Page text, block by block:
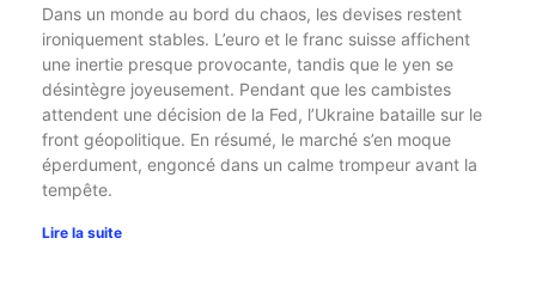
Dans un monde au bord du chaos, les devises restent
ironiquement stables. L’euro et le franc suisse affichent
une inertie presque provocante, tandis que le yen se
désintègre joyeusement. Pendant que les cambistes
attendent une décision de la Fed, l’Ukraine bataille sur le
front géopolitique. En résumé, le marché s’en moque
éperdument, engoncé dans un calme trompeur avant la
tempête.
Lire la suite